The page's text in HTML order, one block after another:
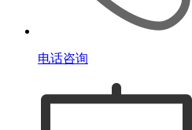
电话咨询